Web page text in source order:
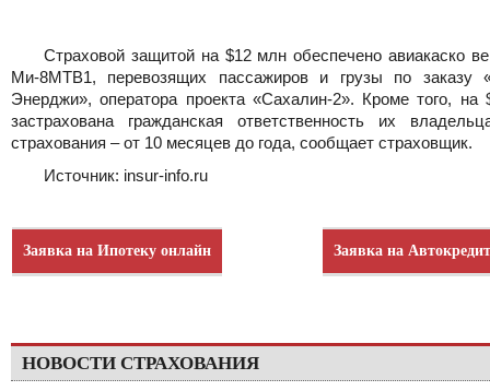
Cтраховой защитой на $12 млн обеспечено авиакаско
Ми-8МТВ1, перевозящих пассажиров и грузы по заказу
Энерджи», оператора проекта «Сахалин-2». Кроме того, на
застрахована гражданская ответственность их
страхования – от 10 месяцев до года, сообщает страховщик.
Источник: insur-info.ru
Заявка на Ипотеку онлайн Заявка на
НОВОСТИ СТРАХОВАНИЯ